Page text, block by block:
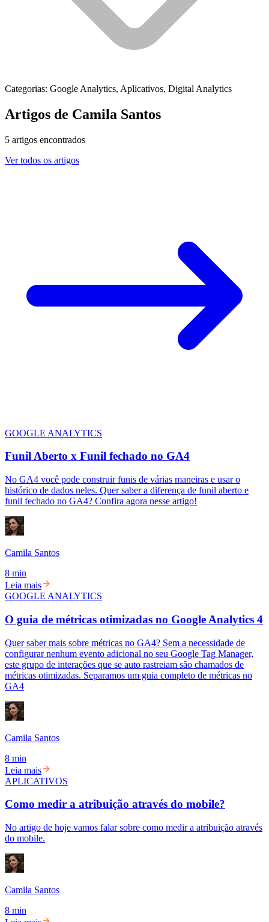
Categorias: Google Analytics, Aplicativos, Digital Analytics
Artigos de Camila Santos
5 artigos encontrados
Ver todos os artigos
GOOGLE ANALYTICS
Funil Aberto x Funil fechado no GA4
No GA4 você pode construir funis de várias maneiras e usar o
histórico de dados neles. Quer saber a diferença de funil aberto e
funil fechado no GA4? Confira agora nesse artigo!
Camila Santos
8 min
Leia mais
GOOGLE ANALYTICS
O guia de métricas otimizadas no Google Analytics 4
Quer saber mais sobre métricas no GA4? Sem a necessidade de
configurar nenhum evento adicional no seu Google Tag Manager,
este grupo de interações que se auto rastreiam são chamados de
métricas otimizadas. Separamos um guia completo de métricas no
GA4
Camila Santos
8 min
Leia mais
APLICATIVOS
Como medir a atribuição através do mobile?
No artigo de hoje vamos falar sobre como medir a atribuição através
do mobile.
Camila Santos
8 min